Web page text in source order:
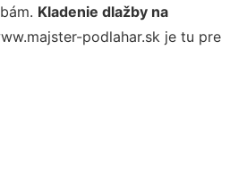
Kladenie dlažby na
podlahar.sk je tu pre